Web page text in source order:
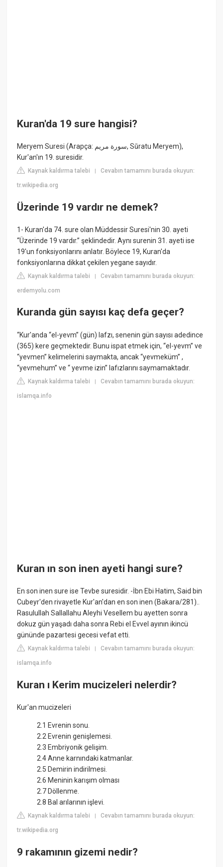
Kuran'da 19 sure hangisi?
Meryem Suresi (Arapça: سورة مريم, Sūratu Meryem),
Kur'an'ın 19. suresidir.
Kaynak kaldırma talebi |Cevabın tamamını burada okuyun:
tr.wikipedia.org
Üzerinde 19 vardır ne demek?
1- Kuran'da 74. sure olan Müddessir Suresi'nin 30. ayeti
“Üzerinde 19 vardır.” şeklindedir. Aynı surenin 31. ayeti ise
19'un fonksiyonlarını anlatır. Böylece 19, Kuran'da
fonksiyonlarına dikkat çekilen yegane sayıdır.
Kaynak kaldırma talebi |Cevabın tamamını burada okuyun:
erdemyolu.com
Kuranda gün sayısı kaç defa geçer?
“Kur'anda “el-yevm” (gün) lafzı, senenin gün sayısı adedince
(365) kere geçmektedir. Bunu ispat etmek için, “el-yevm” ve
“yevmen” kelimelerini saymakta, ancak “yevmeküm” ,
“yevmehum” ve “ yevme izin” lafızlarını saymamaktadır.
Kaynak kaldırma talebi |Cevabın tamamını burada okuyun:
islamqa.info
Kuran ın son inen ayeti hangi sure?
En son inen sure ise Tevbe suresidir. -İbn Ebi Hatim, Said bin
Cubeyr'den rivayetle Kur'an'dan en son inen (Bakara/281)..
Rasulullah Sallallahu Aleyhi Vesellem bu ayetten sonra
dokuz gün yaşadı daha sonra Rebi el Evvel ayının ikincü
gününde pazartesi gecesi vefat etti.
Kaynak kaldırma talebi |Cevabın tamamını burada okuyun:
islamqa.info
Kuran ı Kerim mucizeleri nelerdir?
Kur'an mucizeleri
2.1 Evrenin sonu.
2.2 Evrenin genişlemesi.
2.3 Embriyonik gelişim.
2.4 Anne karnındaki katmanlar.
2.5 Demirin indirilmesi.
2.6 Meninin karışım olması
2.7 Döllenme.
2.8 Bal arılarının işlevi.
Kaynak kaldırma talebi |Cevabın tamamını burada okuyun:
tr.wikipedia.org
9 rakamının gizemi nedir?